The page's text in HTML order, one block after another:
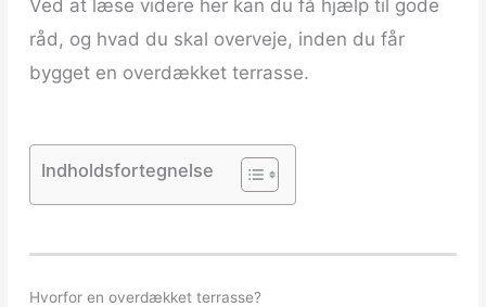
Ved at læse videre her kan du få hjælp til gode
råd, og hvad du skal overveje, inden du får
bygget en overdækket terrasse.
Indholdsfortegnelse
Hvorfor en overdækket terrasse?